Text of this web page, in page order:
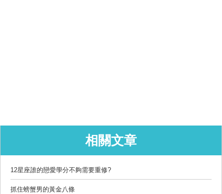
相關文章
12星座誰的戀愛學分不夠需要重修?
抓住螃蟹男的黃金八條